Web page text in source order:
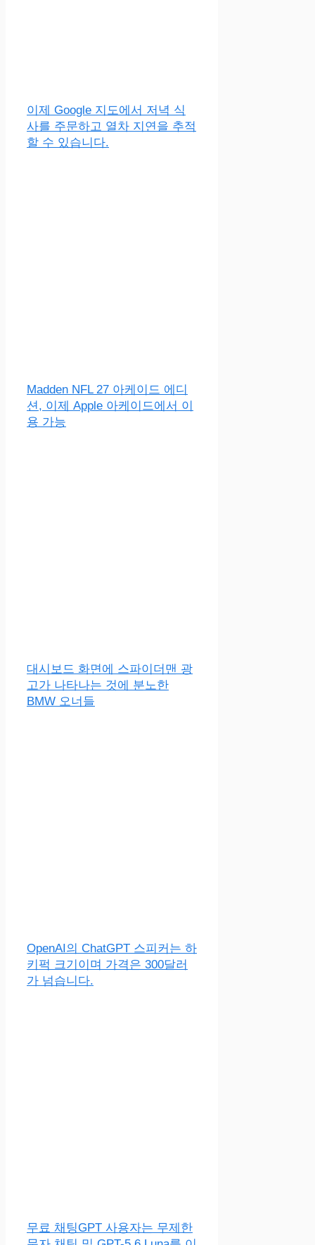
이제 Google 지도에서 저녁 식
사를 주문하고 열차 지연을 추적
할 수 있습니다.
Madden NFL 27 아케이드 에디
션, 이제 Apple 아케이드에서 이
용 가능
대시보드 화면에 스파이더맨 광
고가 나타나는 것에 분노한
BMW 오너들
OpenAI의 ChatGPT 스피커는 하
키퍽 크기이며 가격은 300달러
가 넘습니다.
무료 채팅GPT 사용자는 무제한